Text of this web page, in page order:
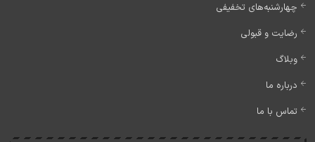
چهارشنبه‌های تخفیفی
رضایت و قبولی
وبلاگ
درباره ما
تماس با ما